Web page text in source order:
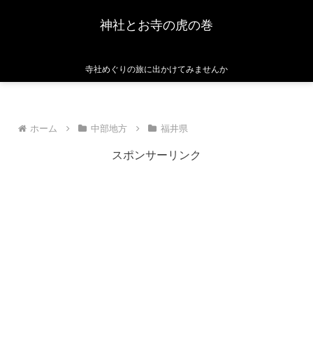
神社とお寺の虎の巻
寺社めぐりの旅に出かけてみませんか
ホーム 中部地方 福井県
スポンサーリンク